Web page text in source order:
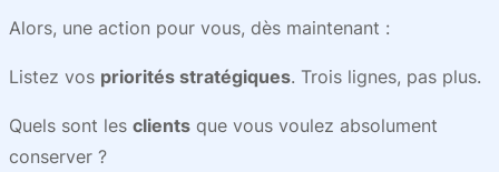
Alors, une action pour vous, dès maintenant :
Listez vos priorités stratégiques. Trois lignes, pas plus.
Quels sont les clients que vous voulez absolument
conserver ?